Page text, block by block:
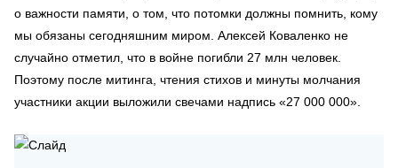
о важности памяти, о том, что потомки должны помнить, кому
мы обязаны сегодняшним миром. Алексей Коваленко не
случайно отметил, что в войне погибли 27 млн человек.
Поэтому после митинга, чтения стихов и минуты молчания
участники акции выложили свечами надпись «27 000 000».